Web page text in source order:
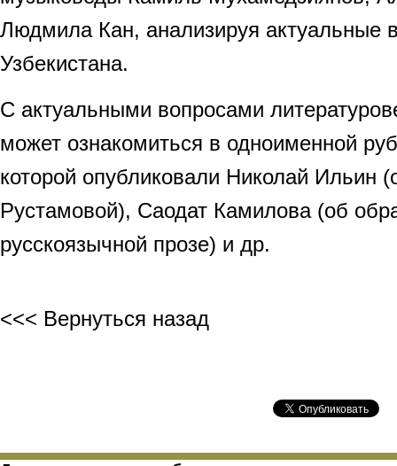
Людмила Кан, анализируя актуальные
Узбекистана.
С актуальными вопросами
может ознакомиться в одноименной
которой опубликовали Николай Ильин
Рустамовой), Саодат Камилова (об
русскоязычной прозе) и др.
<<< Вернуться назад